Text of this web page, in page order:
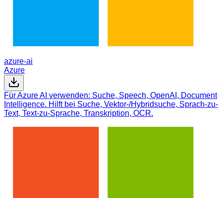
azure-ai
Azure
Für Azure AI verwenden: Suche, Speech, OpenAI, Document
Intelligence. Hilft bei Suche, Vektor-/Hybridsuche, Sprach-zu-
Text, Text-zu-Sprache, Transkription, OCR.